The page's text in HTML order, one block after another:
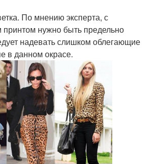
По мнению эксперта, с
нужно быть предельно
надевать слишком облегающие
в данном окрасе.